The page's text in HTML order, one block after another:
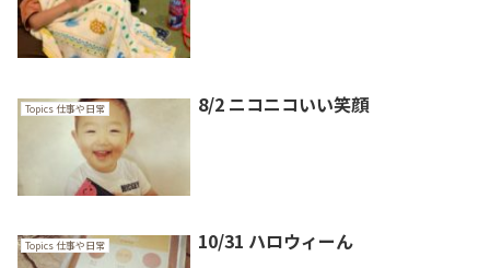
Topics 仕事や日常 8/2 ニコニコいい笑顔
Topics 仕事や日常 10/31 ハロウィーん